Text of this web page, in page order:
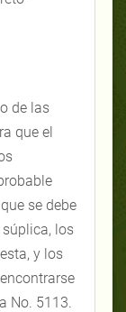
de las
que el
se debe
los
y los
No. 5113.